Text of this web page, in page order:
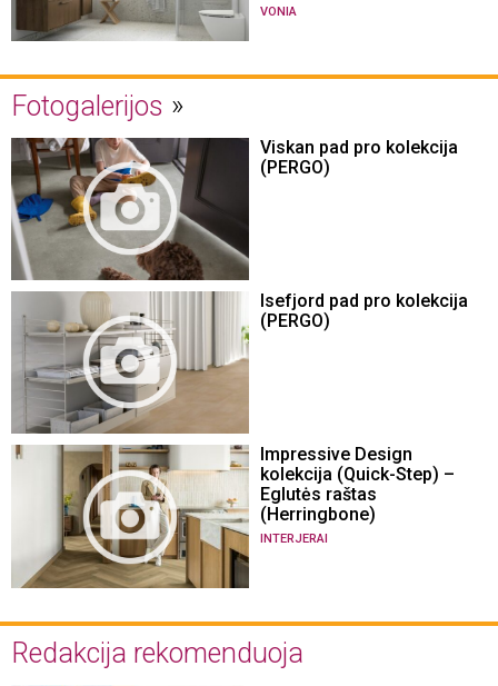
VONIA
Fotogalerijos
Viskan pad pro kolekcija
(PERGO)
Isefjord pad pro kolekcija
(PERGO)
Impressive Design
kolekcija (Quick-Step) –
Eglutės raštas
(Herringbone)
INTERJERAI
Redakcija rekomenduoja